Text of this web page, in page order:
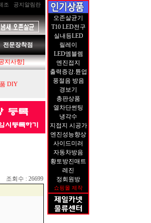
조 공지알림란
전문장착점
지사항]
DIY
조회수 : 26699
오존살균기
T10 LED전구
실내등LED
릴레이
LED엠블렘
엔진접지
출력증강.튠업
풍절음 방음
경보기
총판상품
열차단썬팅
냉각수
지접지 시공가
엔진성능향상
사이드미러
자동차방음
황토방진매트
레진
정회원방
쇼핑몰 제작